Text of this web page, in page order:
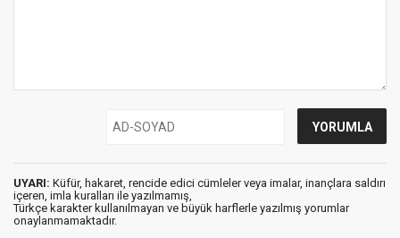
UYARI: Küfür, hakaret, rencide edici cümleler veya imalar, inançlara saldırı
içeren, imla kuralları ile yazılmamış,
Türkçe karakter kullanılmayan ve büyük harflerle yazılmış yorumlar
onaylanmamaktadır.